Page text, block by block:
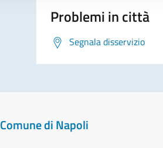
Problemi in città
Segnala disservizio
Comune di Napoli